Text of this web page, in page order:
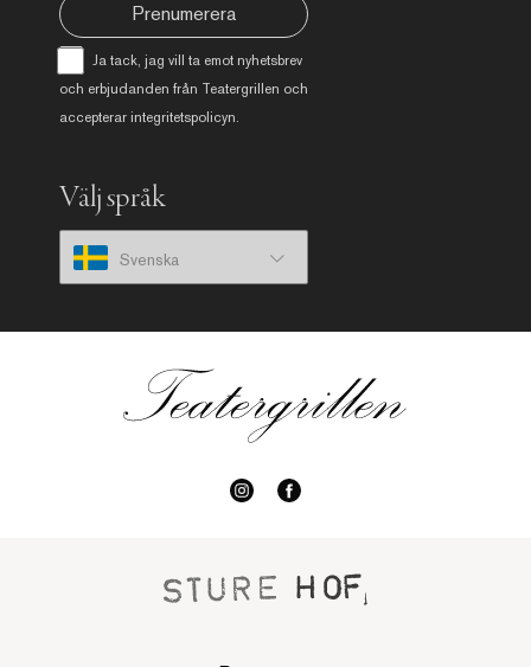
Ja tack, jag vill ta emot nyhetsbrev
och erbjudanden från Teatergrillen och
accepterar integritetspolicyn
Prenumerera
Välj språk
Svenska